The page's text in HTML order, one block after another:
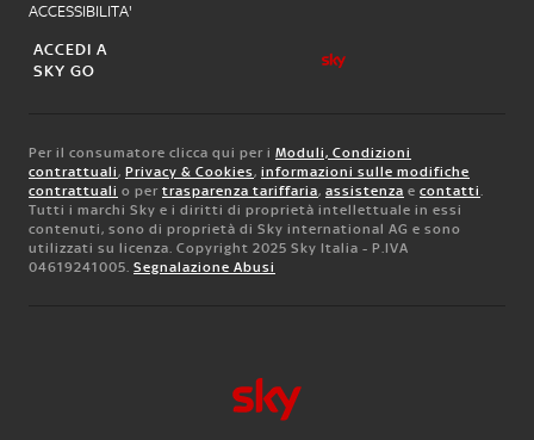
ACCESSIBILITA'
ACCEDI A
SKY GO
Per il consumatore clicca qui per i Moduli, Condizioni
contrattuali, Privacy & Cookies, informazioni sulle modifiche
contrattuali o per trasparenza tariffaria, assistenza e contatti.
Tutti i marchi Sky e i diritti di proprietà intellettuale in essi
contenuti, sono di proprietà di Sky international AG e sono
utilizzati su licenza. Copyright 2025 Sky Italia - P.IVA
04619241005. Segnalazione Abusi